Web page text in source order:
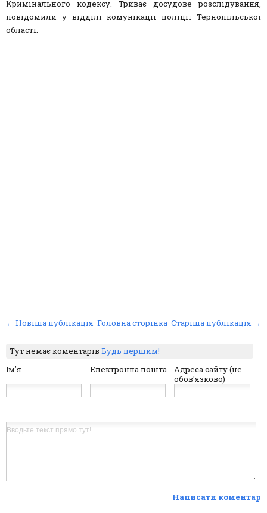
Кримінального кодексу. Триває досудове розслідування,
повідомили у відділі комунікації поліції Тернопільської
області.
← Новіша публікація Старіша публікація →
Головна сторінка
Тут немає коментарівБудь першим!
Ім'я
Електронна пошта
Адреса сайту (не
обов'язково)
Написати коментар